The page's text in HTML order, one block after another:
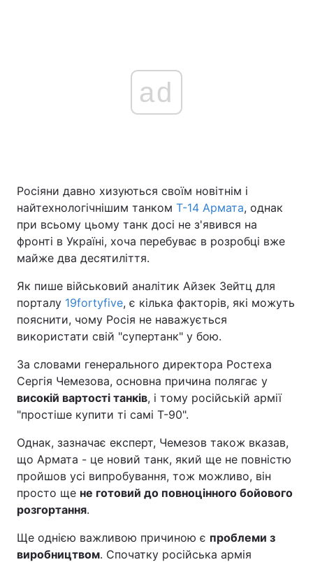
ad
Росіяни давно хизуються своїм новітнім і
найтехнологічнішим танком Т-14 Армата, однак
при всьому цьому танк досі не з'явився на
фронті в Україні, хоча перебуває в розробці вже
майже два десятиліття.
Як пише військовий аналітик Айзек Зейтц для
порталу 19fortyfive, є кілька факторів, які можуть
пояснити, чому Росія не наважується
використати свій "супертанк" у бою.
За словами генерального директора Ростеха
Сергія Чемезова, основна причина полягає у
високій вартості танків, і тому російській армії
"простіше купити ті самі Т-90".
Однак, зазначає експерт, Чемезов також вказав,
що Армата - це новий танк, який ще не повністю
пройшов усі випробування, тож можливо, він
просто ще не готовий до повноцінного бойового
розгортання.
Ще однією важливою причиною є проблеми з
виробництвом. Спочатку російська армія